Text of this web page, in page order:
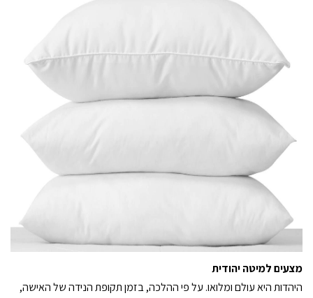
מצעים למיטה יהודית
היהדות היא עולם ומלואו. על פי ההלכה, בזמן תקופת הנידה של האישה,